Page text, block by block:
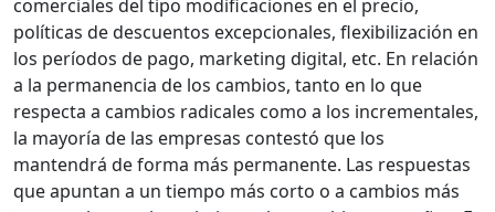
comerciales del tipo modificaciones en el precio,
políticas de descuentos excepcionales, flexibilización en
los períodos de pago, marketing digital, etc. En relación
a la permanencia de los cambios, tanto en lo que
respecta a cambios radicales como a los incrementales,
la mayoría de las empresas contestó que los
mantendrá de forma más permanente. Las respuestas
que apuntan a un tiempo más corto o a cambios más